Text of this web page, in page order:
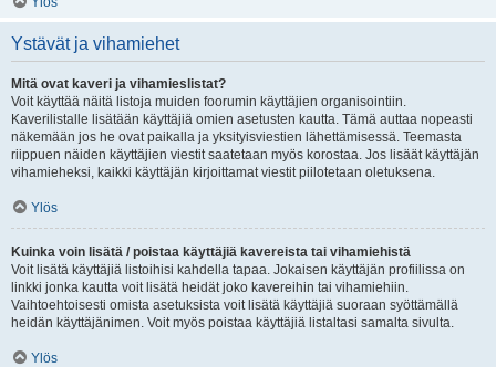
Ystävät ja vihamiehet
Mitä ovat kaveri ja vihamieslistat?
Voit käyttää näitä listoja muiden foorumin käyttäjien organisointiin.
Kaverilistalle lisätään käyttäjiä omien asetusten kautta. Tämä auttaa nopeasti
näkemään jos he ovat paikalla ja yksityisviestien lähettämisessä. Teemasta
riippuen näiden käyttäjien viestit saatetaan myös korostaa. Jos lisäät käyttäjän
vihamieheksi, kaikki käyttäjän kirjoittamat viestit piilotetaan oletuksena.
Ylös
Kuinka voin lisätä / poistaa käyttäjiä kavereista tai vihamiehistä
Voit lisätä käyttäjiä listoihisi kahdella tapaa. Jokaisen käyttäjän profiilissa on
linkki jonka kautta voit lisätä heidät joko kavereihin tai vihamiehiin.
Vaihtoehtoisesti omista asetuksista voit lisätä käyttäjiä suoraan syöttämällä
heidän käyttäjänimen. Voit myös poistaa käyttäjiä listaltasi samalta sivulta.
Ylös